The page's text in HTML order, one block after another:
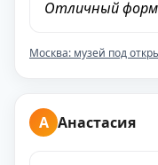
Отличный
Москва: музей под
А Анастасия